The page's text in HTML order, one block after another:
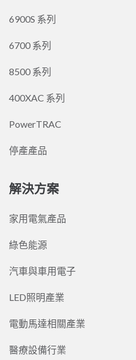
6900S 系列
6700 系列
8500 系列
400XAC 系列
PowerTRAC
停產產品
解決方案
家用電氣產品
綠色能源
汽車與車用電子
LED照明產業
電動馬達相關產業
醫療設備行業